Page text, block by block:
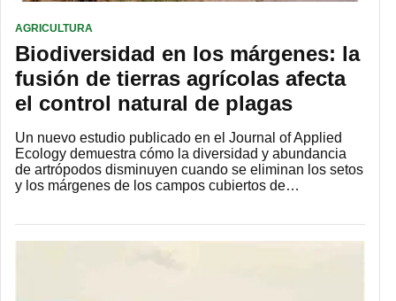
AGRICULTURA
Biodiversidad en los márgenes: la
fusión de tierras agrícolas afecta
el control natural de plagas
Un nuevo estudio publicado en el Journal of Applied
Ecology demuestra cómo la diversidad y abundancia
de artrópodos disminuyen cuando se eliminan los setos
y los márgenes de los campos cubiertos de…